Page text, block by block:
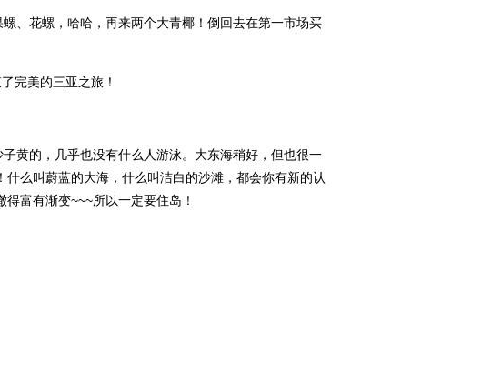
、花螺，哈哈，再来两个大青椰！倒回去在第一市场买
完美的三亚之旅！
黄的，几乎也没有什么人游泳。大东海稍好，但也很一
么叫蔚蓝的大海，什么叫洁白的沙滩，都会你有新的认
富有渐变~~~所以一定要住岛！